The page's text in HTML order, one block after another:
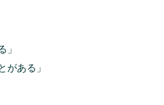
」
がある」